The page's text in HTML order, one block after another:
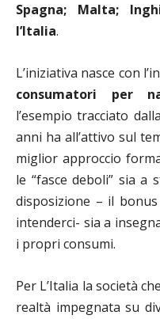
Spagna; Malta;
l’Italia.
L’iniziativa nasce con
consumatori per
l’esempio tracciato
anni ha all’attivo sul
miglior approccio
le “fasce deboli” sia
disposizione – il
intenderci- sia a
i propri consumi.
Per L’Italia la società
realtà impegnata su